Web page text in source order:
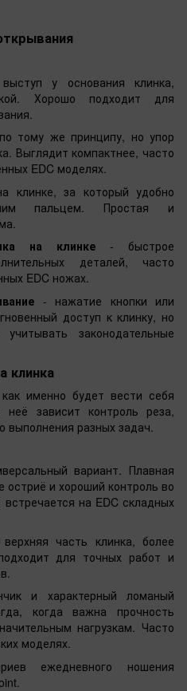
у основания клинка,
Хорошо подходит для
тому же принципу, но упор
Выглядит компактнее, часто
EDC моделях.
клинке, за который удобно
пальцем. Простая и
на клинке - быстрое
деталей, часто
EDC ножах.
- нажатие кнопки или
доступ к клинку, но
законодательные
клинка
именно будет вести себя
зависит контроль реза,
выполнения разных задач.
вариант. Плавная
остриё и хороший контроль во
на EDC складных
часть клинка, более
для точных работ и
и характерный ломаный
когда важна прочность
нагрузкам. Часто
моделях.
ежедневного ношения